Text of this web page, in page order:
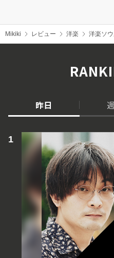
Mikiki レビュー 洋楽 洋楽ソ
昨日